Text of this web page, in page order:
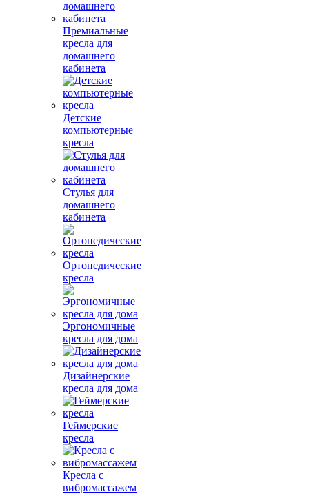
Премиальные
кресла для
домашнего
кабинета
Детские
компьютерные
кресла
Стулья для
домашнего
кабинета
Ортопедические
кресла
Эргономичные
кресла для дома
Дизайнерские
кресла для дома
Геймерские
кресла
Кресла с
вибромассажем